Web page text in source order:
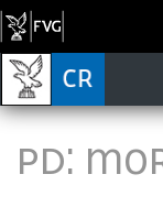
PD: